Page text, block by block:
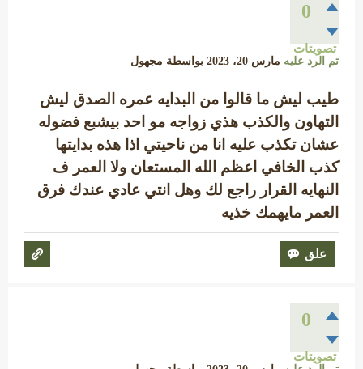
0
تصويتات
تم الرد عليه مارس 20، 2023 بواسطة مجهول
طيب ليش ما قالوا من البدايه عمره الصدق ليش
التهاون والكذب هذي زواجه مو احد بيشبع فضوله
عشان تكذب عليه انا من ناحيتي اذا هذه بدايتها
كذب الخافي اعظم الله المستعان ولا العمر ف
النهايه القرار راجع لك وهل انتي عادي عندك فرق
العمر مايهمك خذيه
0
تصويتات